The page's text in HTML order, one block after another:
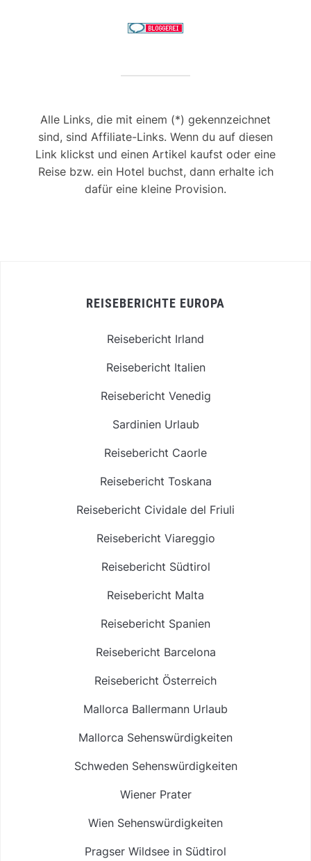
Alle Links, die mit einem (*) gekennzeichnet
sind, sind Affiliate-Links. Wenn du auf diesen
Link klickst und einen Artikel kaufst oder eine
Reise bzw. ein Hotel buchst, dann erhalte ich
dafür eine kleine Provision.
REISEBERICHTE EUROPA
Reisebericht Irland
Reisebericht Italien
Reisebericht Venedig
Sardinien Urlaub
Reisebericht Caorle
Reisebericht Toskana
Reisebericht Cividale del Friuli
Reisebericht Viareggio
Reisebericht Südtirol
Reisebericht Malta
Reisebericht Spanien
Reisebericht Barcelona
Reisebericht Österreich
Mallorca Ballermann Urlaub
Mallorca Sehenswürdigkeiten
Schweden Sehenswürdigkeiten
Wiener Prater
Wien Sehenswürdigkeiten
Pragser Wildsee in Südtirol